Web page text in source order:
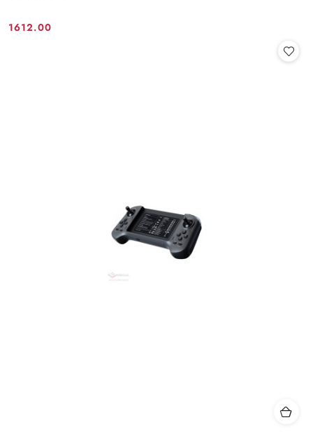
Cena:
1612.00